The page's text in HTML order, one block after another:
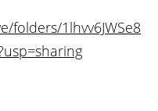
folders/1lhvv6JWSe8